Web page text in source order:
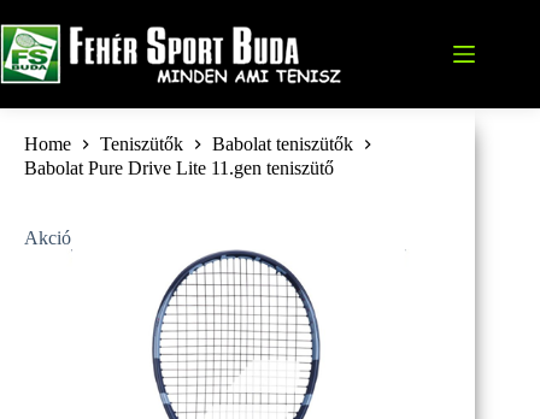
to
content
Home Teniszütők
Babolat teniszütők
Babolat Pure Drive Lite 11.gen teniszütő
Akció